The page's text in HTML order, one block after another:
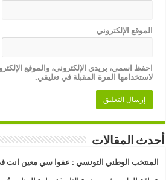
الموقع الإلكتروني
احفظ اسمي، بريدي الإلكتروني، والموقع
لاستخدامها المرة المقبلة في تعليقي.
أحدث المقالات
المنتخب الوطني التونسي : عفوا سي معين انت